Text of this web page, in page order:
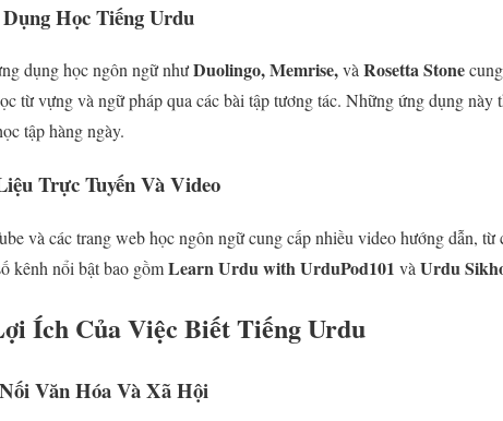
Học Tiếng Urdu
dụng học ngôn ngữ nhưDuolingo, Memrise,vàRosetta Stone
từ vựng và ngữ pháp qua các bài tập tương tác. Những ứng dụng
tập hàng ngày.
Trực Tuyến Và Video
và các trang web học ngôn ngữ cung cấp nhiều video hướng dẫn,
kênh nổi bật bao gồmLearn Urdu with UrduPod101 và Urdu
Ích Của Việc Biết Tiếng Urdu
Văn Hóa Và Xã Hội